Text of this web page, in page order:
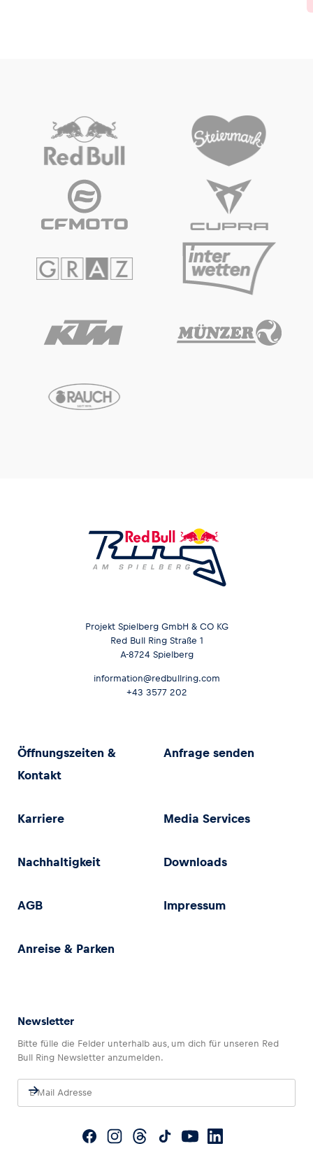
Projekt Spielberg GmbH & CO KG
Red Bull Ring Straße 1
A-8724 Spielberg
information@redbullring.com
+43 3577 202
Öffnungszeiten &
Kontakt
Anfrage senden
Karriere Media Services
Nachhaltigkeit Downloads
AGB Impressum
Anreise & Parken
Newsletter
Bitte fülle die Felder unterhalb aus, um dich für unseren Red
Bull Ring Newsletter anzumelden.